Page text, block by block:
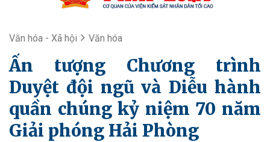
Văn hóa - Xã hội Văn hóa
Ấn tượng Chương trình
Duyệt đội ngũ và Diễu hành
quần chúng kỷ niệm 70 năm
Giải phóng Hải Phòng